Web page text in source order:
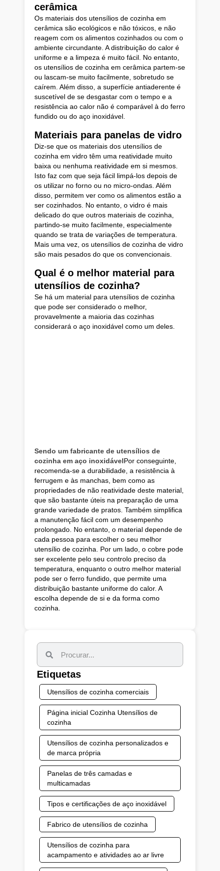
cerâmica
Os materiais dos utensílios de cozinha em
cerâmica são ecológicos e não tóxicos, e não
reagem com os alimentos cozinhados ou com o
ambiente circundante. A distribuição do calor é
uniforme e a limpeza é muito fácil. No entanto,
os utensílios de cozinha em cerâmica partem-se
ou lascam-se muito facilmente, sobretudo se
caírem. Além disso, a superfície antiaderente é
suscetível de se desgastar com o tempo e a
resistência ao calor não é comparável à do ferro
fundido ou do aço inoxidável.
Materiais para panelas de vidro
Diz-se que os materiais dos utensílios de
cozinha em vidro têm uma reatividade muito
baixa ou nenhuma reatividade em si mesmos.
Isto faz com que seja fácil limpá-los depois de
os utilizar no forno ou no micro-ondas. Além
disso, permitem ver como os alimentos estão a
ser cozinhados. No entanto, o vidro é mais
delicado do que outros materiais de cozinha,
partindo-se muito facilmente, especialmente
quando se trata de variações de temperatura.
Mais uma vez, os utensílios de cozinha de vidro
são mais pesados do que os convencionais.
Qual é o melhor material para
utensílios de cozinha?
Se há um material para utensílios de cozinha
que pode ser considerado o melhor,
provavelmente a maioria das cozinhas
considerará o aço inoxidável como um deles.
Sendo um fabricante de utensílios de
cozinha em aço inoxidávelPor conseguinte,
recomenda-se a durabilidade, a resistência à
ferrugem e às manchas, bem como as
propriedades de não reatividade deste material,
que são bastante úteis na preparação de uma
grande variedade de pratos. Também simplifica
a manutenção fácil com um desempenho
prolongado. No entanto, o material depende de
cada pessoa para escolher o seu melhor
utensílio de cozinha. Por um lado, o cobre pode
ser excelente pelo seu controlo preciso da
temperatura, enquanto o outro melhor material
pode ser o ferro fundido, que permite uma
distribuição bastante uniforme do calor. A
escolha depende de si e da forma como
cozinha.
Etiquetas
Utensílios de cozinha comerciais
Página inicial Cozinha Utensílios de
cozinha
Utensílios de cozinha personalizados e
de marca própria
Panelas de três camadas e
multicamadas
Tipos e certificações de aço inoxidável
Fabrico de utensílios de cozinha
Utensílios de cozinha para
acampamento e atividades ao ar livre